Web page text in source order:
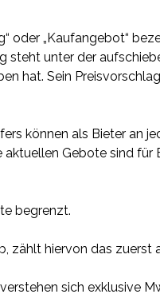
oder „Kaufangebot“
steht unter der
hat. Sein
können als Bieter an
Gebote sind
begrenzt.
zählt hiervon das
sich exklusive